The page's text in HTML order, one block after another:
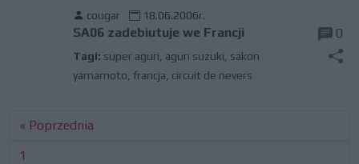
cougar 18.06.2006r.
SA06 zadebiutuje we Francji
Tagi: super aguri aguri suzuki sakon
yamamoto francja circuit de nevers
0
« Poprzednia
1